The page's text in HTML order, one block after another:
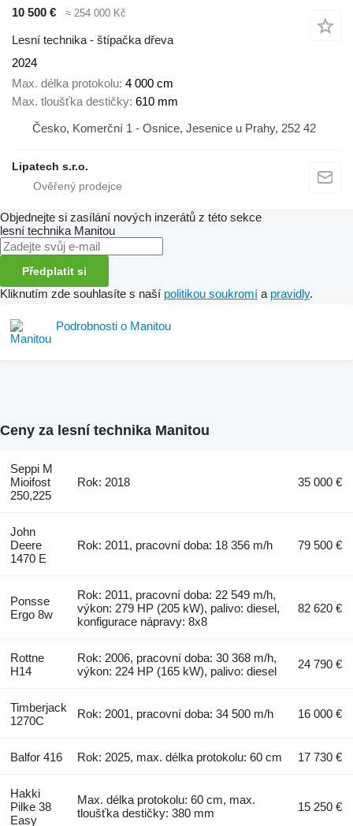
10 500 €
≈ 254 000 Kč
Lesní technika - štípačka dřeva
2024
Max. délka protokolu 4 000 cm
Max. tloušťka destičky 610 mm
Česko, Komerční 1 - Osnice, Jesenice u Prahy, 252 42
Lipatech s.r.o.
Objednejte si zasílání nových inzerátů z této sekce
lesní technika Manitou
Předplatit si
Kliknutím zde souhlasíte s naší politikou soukromí a pravidly.
Podrobnosti o Manitou
Ceny za lesní technika Manitou
Seppi M
Mioifost
250,225
Rok: 2018 35 000 €
John
Deere
1470 E
Rok: 2011, pracovní doba: 18 356 m/h 79 500 €
Ponsse
Ergo 8w
Rok: 2011, pracovní doba: 22 549 m/h,
výkon: 279 HP (205 kW), palivo: diesel,
konfigurace nápravy: 8x8
82 620 €
Rottne
H14
Rok: 2006, pracovní doba: 30 368 m/h,
výkon: 224 HP (165 kW), palivo: diesel
24 790 €
Timberjack
1270C
Rok: 2001, pracovní doba: 34 500 m/h 16 000 €
Balfor 416 Rok: 2025, max. délka protokolu: 60 cm 17 730 €
Hakki
Pilke 38
Easy
Max. délka protokolu: 60 cm, max.
tloušťka destičky: 380 mm
15 250 €